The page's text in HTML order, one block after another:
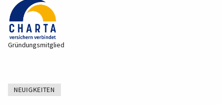
Gründungsmitglied
NEUIGKEITEN